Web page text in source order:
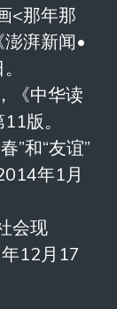
<那年那
湃新闻•
《中华读
版。
”和“友谊”
年1月
会现
12月17